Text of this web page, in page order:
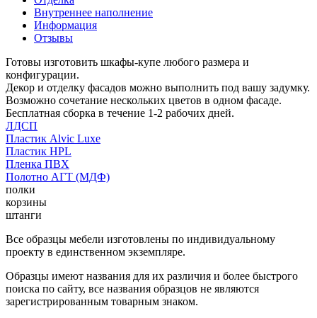
Внутреннее наполнение
Информация
Отзывы
Готовы изготовить шкафы-купе любого размера и
конфигурации.
Декор и отделку фасадов можно выполнить под вашу задумку.
Возможно сочетание нескольких цветов в одном фасаде.
Бесплатная сборка в течение 1-2 рабочих дней.
ЛДСП
Пластик Alvic Luxe
Пластик HPL
Пленка ПВХ
Полотно АГТ (МДФ)
полки
корзины
штанги
Все образцы мебели изготовлены по индивидуальному
проекту в единственном экземпляре.
Образцы имеют названия для их различия и более быстрого
поиска по сайту, все названия образцов не являются
зарегистрированным товарным знаком.